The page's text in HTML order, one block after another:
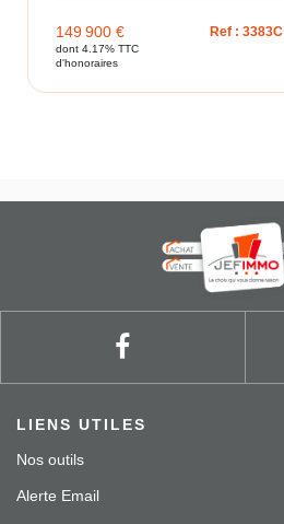
149 900 €
dont 4.17% TTC
d'honoraires
Ref : 3383C
LIENS UTILES
Nos outils
Alerte Email